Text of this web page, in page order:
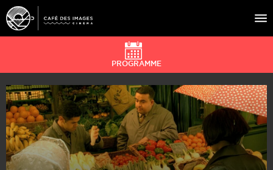
À L’AFFICHE
ÉVÉNEMENTS
CAFÉ DU CINÉ
PRATIQUE
ÉDUCATION AUX IMAGES
PROGRAMME